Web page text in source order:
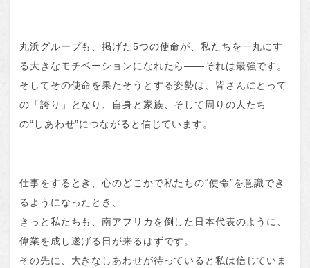
丸浜グループも、掲げた5つの使命が、私たちを一丸にす
る大きなモチベーションになれたら――それは最強です。
そしてその使命を果たそうとする姿勢は、皆さんにとって
の「誇り」となり、自身と家族、そして周りの人たち
の“しあわせ”につながると信じています。
仕事をするとき、心のどこかで私たちの“使命”を意識でき
るようになったとき、
きっと私たちも、南アフリカを倒した日本代表のように、
偉業を成し遂げる日が来るはずです。
その先に、大きなしあわせが待っていると私は信じていま